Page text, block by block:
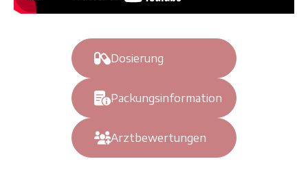
Dosierung
Packungsinformation
Arztbewertungen